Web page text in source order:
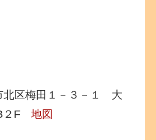
区梅田１－３－１ 大
B２F地図